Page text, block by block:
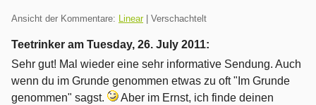
Ansicht der Kommentare: Linear| Verschachtelt
Teetrinker am Tuesday, 26. July 2011:
Sehr gut! Mal wieder eine sehr informative Sendung. Auch
wenn du im Grunde genommen etwas zu oft "Im Grunde
genommen" sagst.
Aber im Ernst, ich finde deinen